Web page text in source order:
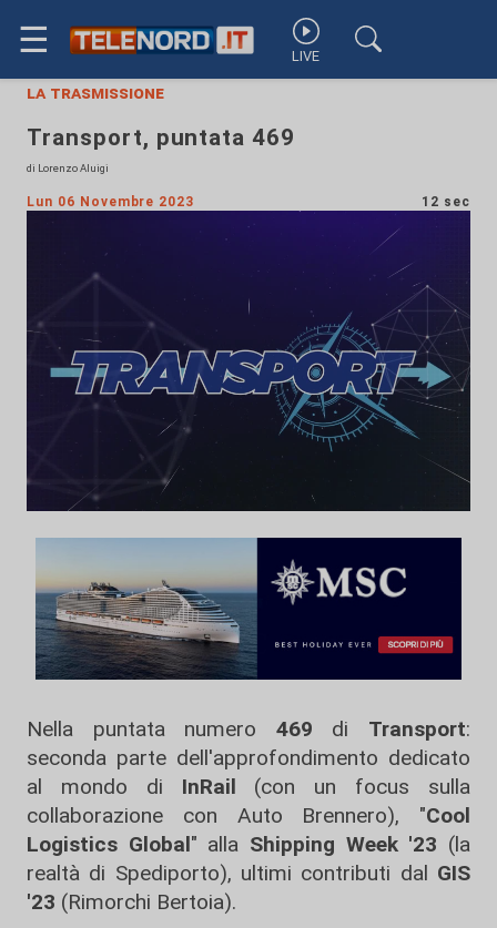
☰ LIVE
la trasmissione
Transport, puntata 469
di Lorenzo Aluigi
Lun 06 Novembre 2023 12 sec
Nella puntata numero 469 di Transport:
seconda parte dell'approfondimento dedicato
al mondo di InRail (con un focus sulla
collaborazione con Auto Brennero), "Cool
Logistics Global" alla Shipping Week '23 (la
realtà di Spediporto), ultimi contributi dal GIS
'23 (Rimorchi Bertoia).